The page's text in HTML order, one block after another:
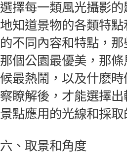
選擇每一類風光攝影
地知道景物的各類特
的不同內容和特點，
那個公園最優美，那
候最熱鬧，以及什麽
察瞭解後，才能選擇
景點應用的光線和採
六、取景和角度